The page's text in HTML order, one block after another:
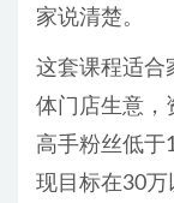
家说清楚。
这套课程适合
体门店生意，
高手粉丝低于
现目标在30万